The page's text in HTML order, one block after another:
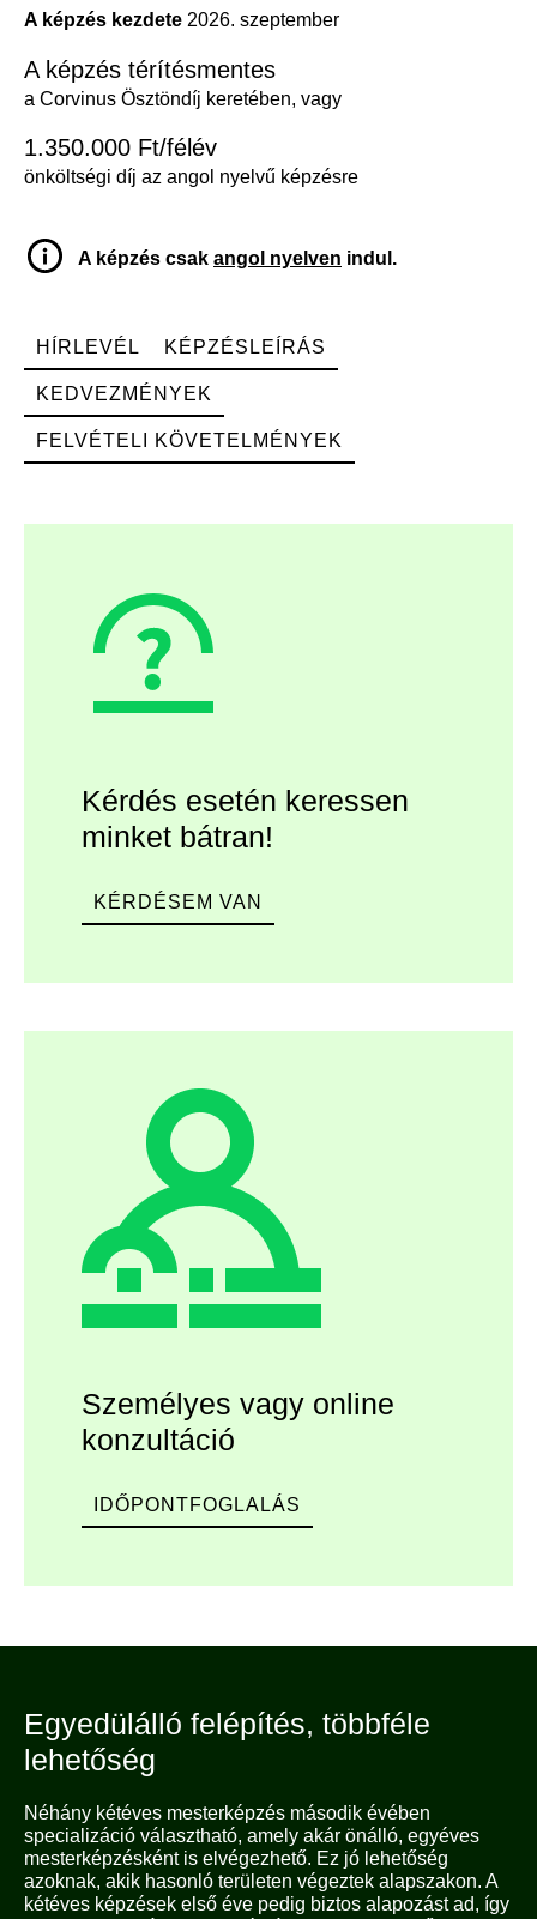
A képzés kezdete 2026. szeptember
A képzés térítésmentes
a Corvinus Ösztöndíj keretében, vagy
1.350.000 Ft/félév
önköltségi díj az angol nyelvű képzésre
A képzés csak angol nyelven indul.
HÍRLEVÉL KÉPZÉSLEÍRÁS
KEDVEZMÉNYEK
FELVÉTELI KÖVETELMÉNYEK
Kérdés esetén keressen
minket bátran!
KÉRDÉSEM VAN
Személyes vagy online
konzultáció
IDŐPONTFOGLALÁS
Egyedülálló felépítés, többféle
lehetőség
Néhány kétéves mesterképzés második évében
specializáció választható, amely akár önálló, egyéves
mesterképzésként is elvégezhető. Ez jó lehetőség
azoknak, akik hasonló területen végeztek alapszakon. A
kétéves képzések első éve pedig biztos alapozást ad, így